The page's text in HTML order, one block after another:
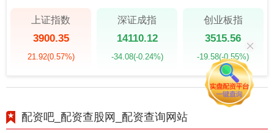
上证指数
3900.35
21.92(0.57%)
深证成指
14110.12
-34.08(-0.24%)
创业板指
3515.56
-19.58(-0.55%)
配资吧_配资查股网_配资查询网站